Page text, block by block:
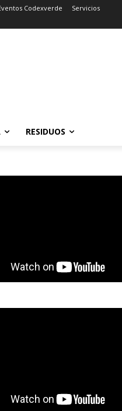
Codexverde Servicios
RESIDUOS